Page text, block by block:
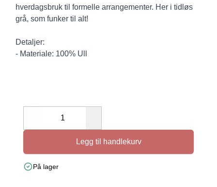
hverdagsbruk til formelle arrangementer. Her i tidløs
grå, som funker til alt!
Detaljer:
- Materiale: 100% Ull
Decrease
Legg til handlekurv
På lager